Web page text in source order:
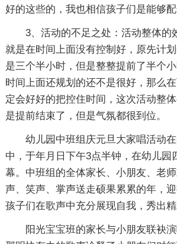
好的这些的，我也相信孩子们是能够配
3、活动的不足之处：活动整体的
就是在时间上面没有控制好，原先计
是三个半小时，但是整整提前了半个
时间上面还规划的还不是很好，那么
定会好好的把控住时间，这次活动整
是提前结束了，但是气氛都很到位。
幼儿园中班组庆元旦大家唱活动
中，于年月日下午3点半钟，在幼儿园
幕。中班组的全体家长、小朋友、老
声、笑声、掌声送走硕果累累的年，迎
孩子们在歌声中充分展现自我，秀出精
阳光宝宝班的家长与小朋友联袂